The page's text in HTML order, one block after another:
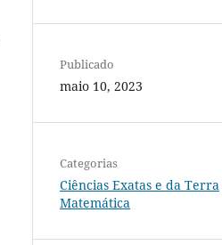
Publicado
maio 10, 2023
Categorias
Ciências Exatas e da Terra
Matemática